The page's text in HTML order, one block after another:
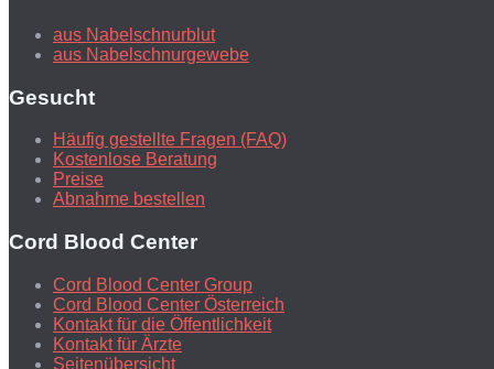
aus Nabelschnurblut
aus Nabelschnurgewebe
Gesucht
Häufig gestellte Fragen (FAQ)
Kostenlose Beratung
Preise
Abnahme bestellen
Cord Blood Center
Cord Blood Center Group
Cord Blood Center Österreich
Kontakt für die Öffentlichkeit
Kontakt für Ärzte
Seitenübersicht